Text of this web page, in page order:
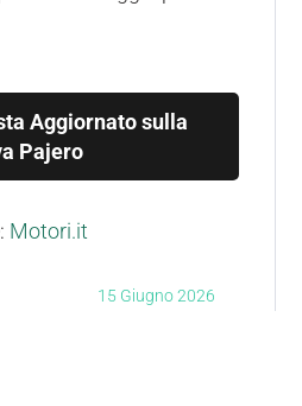
Aggiornato sulla
Pajero
Motori.it
15 Giugno 2026